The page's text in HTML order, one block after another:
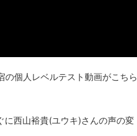
個人レベルテスト動画がこちら
西山裕貴(ユウキ)さんの声の変